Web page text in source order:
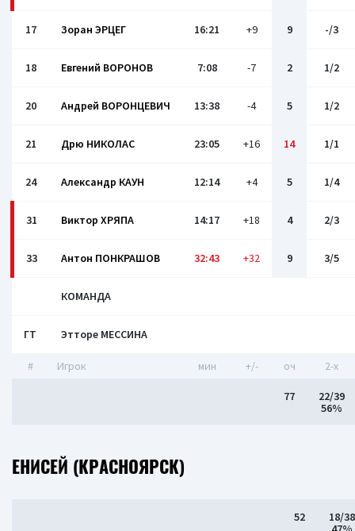
17 Зоран ЭРЦЕГ 16:21 +9 9 -/3
18 Евгений ВОРОНОВ 7:08 -7 2 1/2
20 Андрей ВОРОНЦЕВИЧ 13:38 -4 5 1/2
21 Дрю НИКОЛАС 23:05 +16 14 1/1
24 Александр КАУН 12:14 +4 5 1/4
31 Виктор ХРЯПА 14:17 +18 4 2/3
33 Антон ПОНКРАШОВ 32:43 +32 9 3/5
КОМАНДА
ГТ Этторе МЕССИНА
# Игрок мин +/- оч 2-x
77
22/39
56%
ЕНИСЕЙ (КРАСНОЯРСК)
52
18/38